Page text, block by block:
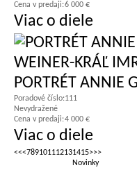
Cena v predaji:6 000 €
Viac o diele
WEINER-KRÁĽ
PORTRÉT ANNIE
Poradové číslo:111
Nevydražené
Cena v predaji:4 000 €
Viac o diele
<<<789101112131415>>>
Novinky